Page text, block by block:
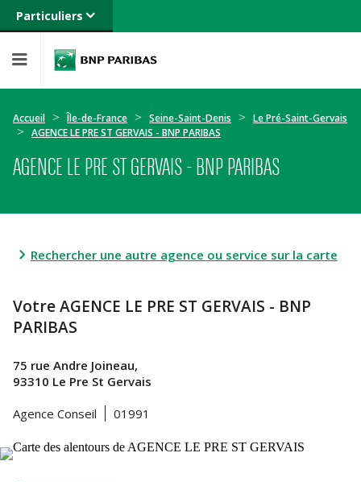
Particuliers
Banque privée
Entreprises
Accueil Île-de-France Seine-Saint-Denis
Le Pré-Saint-Gervais
AGENCE LE PRE ST GERVAIS - BNP PARIBAS
AGENCE LE PRE ST GERVAIS - BNP PARIBAS
Rechercher une autre agence ou service sur la carte
Votre AGENCE LE PRE ST GERVAIS - BNP
PARIBAS
75 rue Andre Joineau,
93310 Le Pre St Gervais
Agence Conseil
01991